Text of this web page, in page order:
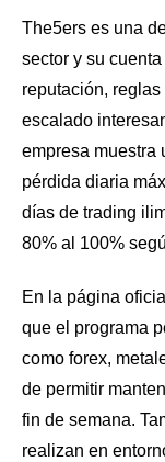
The5ers es una
sector y su
reputación,
escalado
empresa muestra
pérdida diaria
días de trading
80% al 100%
En la página
que el programa
como forex,
de permitir
fin de semana.
realizan en